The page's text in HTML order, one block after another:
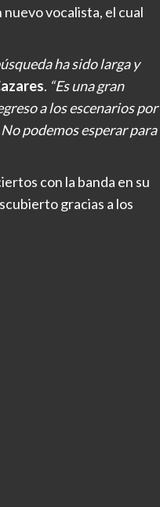
vocalista, el cual
ha sido larga y
. “Es una gran
a los escenarios por
podemos esperar para
con la banda en su
gracias a los